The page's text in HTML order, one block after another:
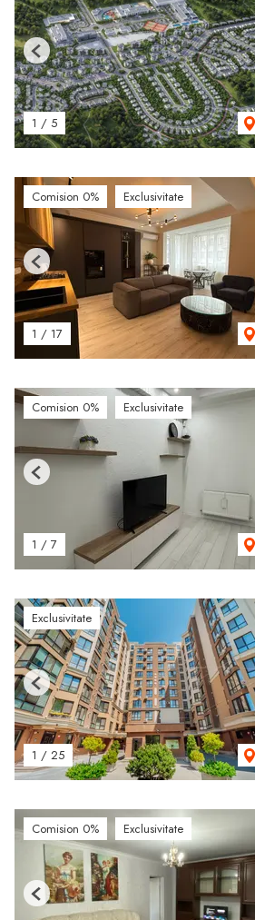
1 / 5
Previous
Comision 0% Exclusivitate
1 / 17
Previous
Comision 0% Exclusivitate
1 / 7
Previous
Exclusivitate
1 / 25
Previous
Comision 0% Exclusivitate
Previous